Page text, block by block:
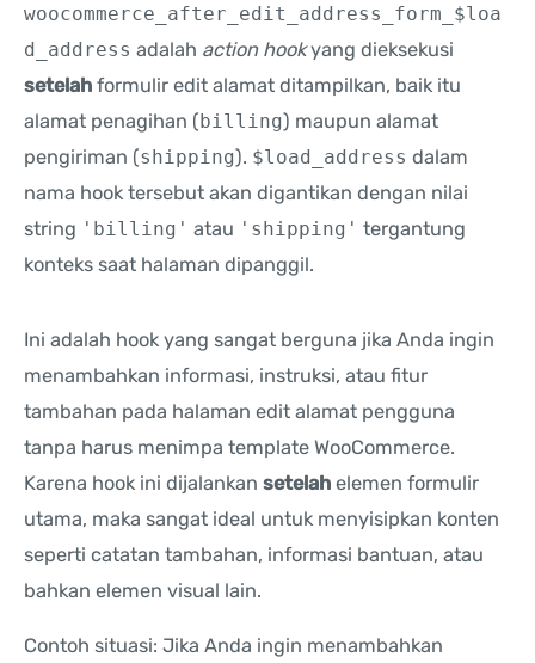
woocommerce_after_edit_address_form_$loa
d_address adalah action hookyang dieksekusi
setelah formulir edit alamat ditampilkan, baik itu
alamat penagihan (billing) maupun alamat
pengiriman (shipping). $load_address dalam
nama hook tersebut akan digantikan dengan nilai
string 'billing' atau 'shipping' tergantung
konteks saat halaman dipanggil.
Ini adalah hook yang sangat berguna jika Anda ingin
menambahkan informasi, instruksi, atau fitur
tambahan pada halaman edit alamat pengguna
tanpa harus menimpa template WooCommerce.
Karena hook ini dijalankan setelah elemen formulir
utama, maka sangat ideal untuk menyisipkan konten
seperti catatan tambahan, informasi bantuan, atau
bahkan elemen visual lain.
Contoh situasi: Jika Anda ingin menambahkan